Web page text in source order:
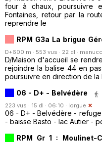
four à chaux, poursuivre
Fontaines, retour par la
reprendre le
RPM G3a La brigue
D+600 m · 553 vus · 22 dl ·
D/Maison d'accueil se
rejoindre la balise 44 en
poursuivre en direction de la
06 - D+ - Belvédère
223 vus · 15 dl · 06:10 · lorgue
06 - D+ - Belvédère - refuge
- baisse Basto - lac Autier -
RPM Gr 1 : Moulinet-